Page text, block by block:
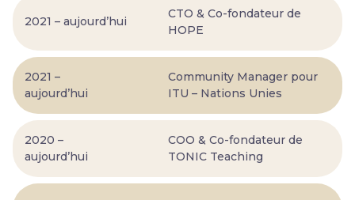
2021 – aujourd’hui
CTO & Co-fondateur de
HOPE
2021 –
aujourd’hui
Community Manager pour
ITU – Nations Unies
2020 –
aujourd’hui
COO & Co-fondateur de
TONIC Teaching